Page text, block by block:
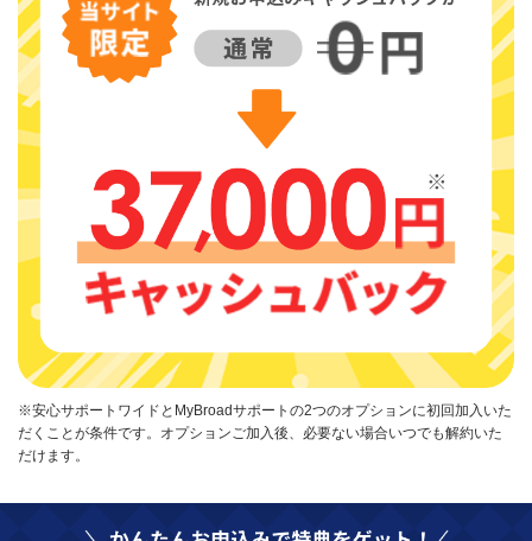
※安心サポートワイドとMyBroadサポートの2つのオプションに初回加入いた
だくことが条件です。オプションご加入後、必要ない場合いつでも解約いた
だけます。